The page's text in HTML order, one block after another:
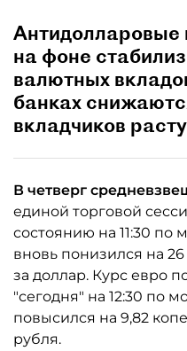
Антидолларовые
на фоне
валютных
банках
вкладчиков
В четверг
единой торговой
состоянию на 11:30 по
вновь понизился на
за доллар. Курс евро
"сегодня" на 12:30 по
повысился на 9,82
рубля.